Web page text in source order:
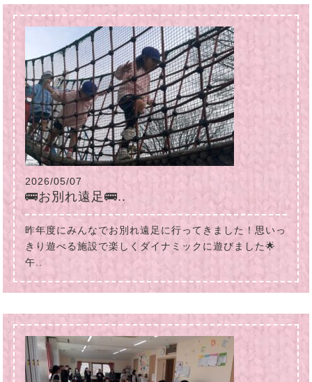
2026/05/07
🚌お別れ遠足🚌..
昨年度にみんなでお別れ遠足に行ってきました！思いっ
きり遊べる施設で楽しくダイナミックに遊びました🌟
午..